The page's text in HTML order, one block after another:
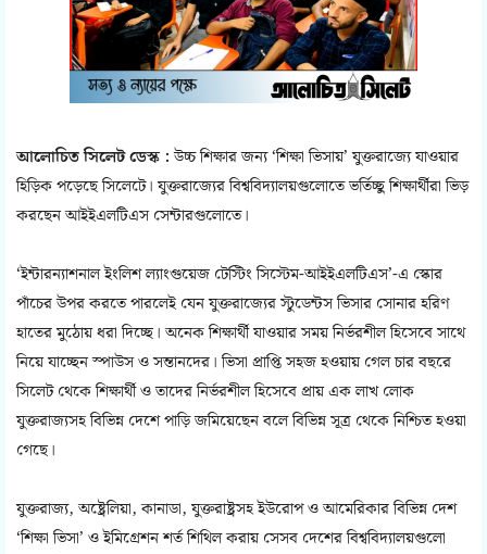
আলোচিত সিলেট ডেস্ক :উচ্চ শিক্ষার জন্য ‘শিক্ষা ভিসায়’ যুক্তরাজ্যে যাওয়ার
হিড়িক পড়েছে সিলেটে। যুক্তরাজ্যের বিশ্ববিদ্যালয়গুলোতে ভর্তিচ্ছু শিক্ষার্থীরা ভিড়
করছেন আইইএলটিএস সেন্টারগুলোতে।
‘ইন্টারন্যাশনাল ইংলিশ ল্যাংগুয়েজ টেস্টিং সিস্টেম-আইইএলটিএস’-এ স্কোর
পাঁচের উপর করতে পারলেই যেন যুক্তরাজ্যের স্টুডেন্টস ভিসার সোনার হরিণ
হাতের মুঠোয় ধরা দিচ্ছে। অনেক শিক্ষার্থী যাওয়ার সময় নির্ভরশীল হিসেবে সাথে
নিয়ে যাচ্ছেন স্পাউস ও সন্তানদের। ভিসা প্রাপ্তি সহজ হওয়ায় গেল চার বছরে
সিলেট থেকে শিক্ষার্থী ও তাদের নির্ভরশীল হিসেবে প্রায় এক লাখ লোক
যুক্তরাজ্যসহ বিভিন্ন দেশে পাড়ি জমিয়েছেন বলে বিভিন্ন সূত্র থেকে নিশ্চিত হওয়া
গেছে।
যুক্তরাজ্য, অষ্ট্রেলিয়া, কানাডা, যুক্তরাষ্ট্রসহ ইউরোপ ও আমেরিকার বিভিন্ন দেশ
‘শিক্ষা ভিসা’ ও ইমিগ্রেশন শর্ত শিথিল করায় সেসব দেশের বিশ্ববিদ্যালয়গুলো